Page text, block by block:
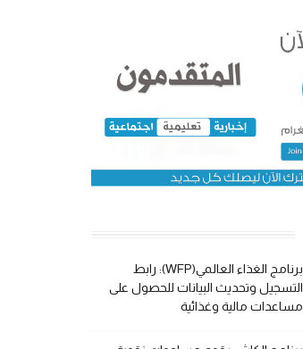
برنامج الغذاء العالمي(WFP): رابط
التسجيل وتحديث البيانات للحصول على
مساعدات مالية وغذائية